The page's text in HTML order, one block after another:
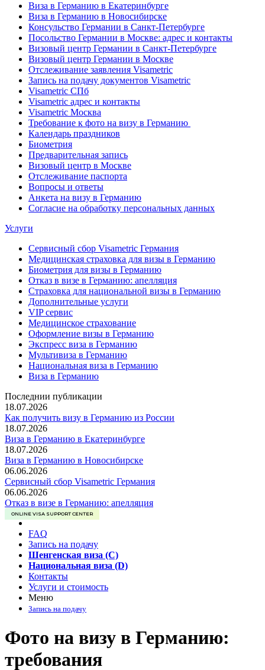
Виза в Германию в Екатеринбурге
Виза в Германию в Новосибирске
Консульство Германии в Санкт-Петербурге
Посольство Германии в Москве: адрес и контакты
Визовый центр Германии в Санкт-Петербурге
Визовый центр Германии в Москве
Отслеживание заявления Visametric
Запись на подачу документов Visametric
Visametric СПб
Visametric адрес и контакты
Visametric Москва
Требование к фото на визу в Германию
Календарь праздников
Биометрия
Предварительная запись
Визовый центр в Москве
Отслеживание паспорта
Вопросы и ответы
Анкета на визу в Германию
Согласие на обработку персональных данных
Услуги
Сервисный сбор Visametric Германия
Медицинская страховка для визы в Германию
Биометрия для визы в Германию
Отказ в визе в Германию: апелляция
Страховка для национальной визы в Германию
Дополнительные услуги
VIP сервис
Медицинское страхование
Оформление визы в Германию
Экспресс виза в Германию
Мультивиза в Германию
Национальная виза в Германию
Виза в Германию
Последнии публикации
18.07.2026
Как получить визу в Германию из России
18.07.2026
Виза в Германию в Екатеринбурге
18.07.2026
Виза в Германию в Новосибирске
06.06.2026
Сервисный сбор Visametric Германия
06.06.2026
Отказ в визе в Германию: апелляция
ONLINE VISA SUPPORT CENTER
FAQ
Запись на подачу
Шенгенская виза (C)
Национальная виза (D)
Контакты
Услуги и стоимость
Меню
Запись на подачу
Фото на визу в Германию:
требования